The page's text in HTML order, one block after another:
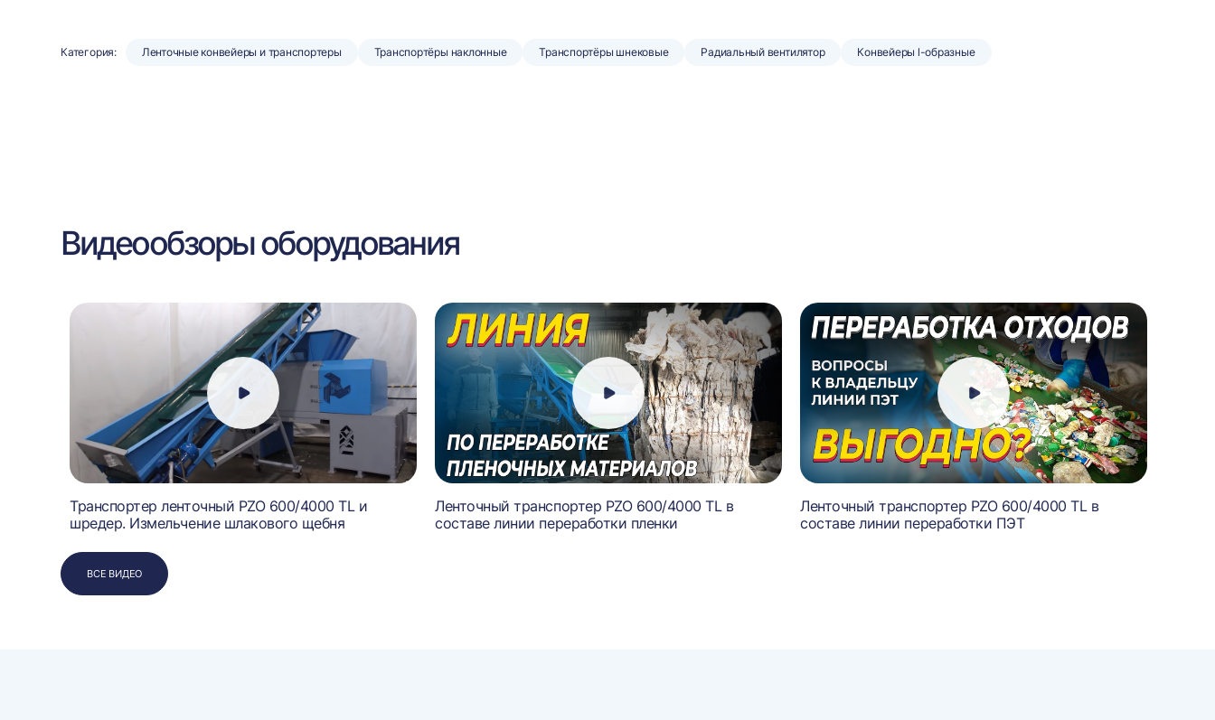
Категория: Ленточные конвейеры и транспортеры Транспортёры наклонные Транспортёры шнековые Радиальный вентилятор Конвейеры l-образные
Видеообзоры оборудования
Транспортер ленточный PZO 600/4000 TL и
шредер. Измельчение шлакового щебня
Ленточный транспортер PZO 600/4000 TL в
составе линии переработки пленки
Ленточный транспортер PZO 600/4000 TL в
составе линии переработки ПЭТ
ВСЕ ВИДЕО